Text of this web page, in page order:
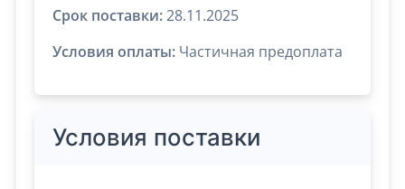
Срок поставки:28.11.2025
Условия оплаты: Частичная предоплата
Условия поставки